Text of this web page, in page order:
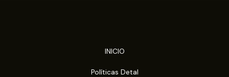
INICIO
Políticas Detal